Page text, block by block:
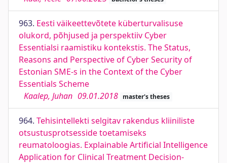
963. Eesti väikeettevõtete küberturvalisuse
olukord, põhjused ja perspektiiv Cyber
Essentialsi raamistiku kontekstis. The Status,
Reasons and Perspective of Cyber Security of
Estonian SME-s in the Context of the Cyber
Essentials Scheme
Kaalep, Juhan 09.01.2018 master's theses
964. Tehisintellekti selgitav rakendus kliiniliste
otsustusprotsesside toetamiseks
reumatoloogias. Explainable Artificial Intelligence
Application for Clinical Treatment Decision-